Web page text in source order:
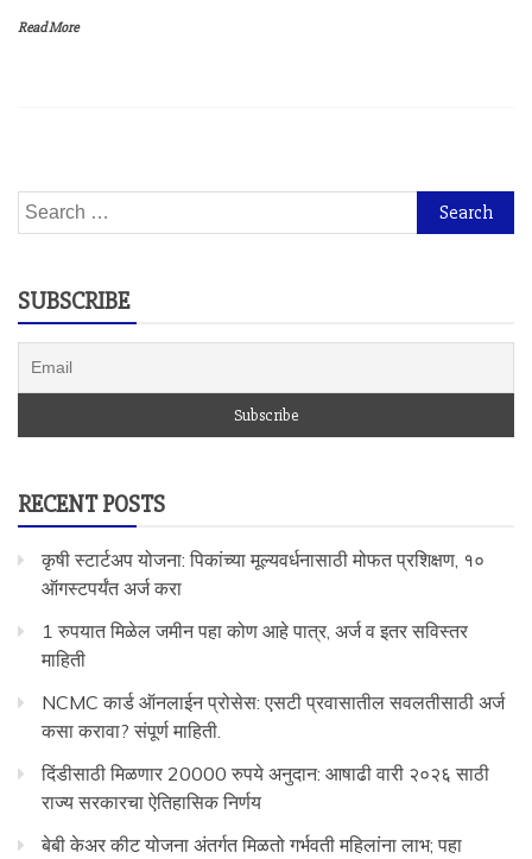
Read More
Search
for:
SUBSCRIBE
RECENT POSTS
कृषी स्टार्टअप योजना: पिकांच्या मूल्यवर्धनासाठी मोफत प्रशिक्षण, १०
ऑगस्टपर्यंत अर्ज करा
1 रुपयात मिळेल जमीन पहा कोण आहे पात्र, अर्ज व इतर सविस्तर
माहिती
NCMC कार्ड ऑनलाईन प्रोसेस: एसटी प्रवासातील सवलतीसाठी अर्ज
कसा करावा? संपूर्ण माहिती.
दिंडीसाठी मिळणार 20000 रुपये अनुदान: आषाढी वारी २०२६ साठी
राज्य सरकारचा ऐतिहासिक निर्णय
बेबी केअर कीट योजना अंतर्गत मिळतो गर्भवती महिलांना लाभ; पहा